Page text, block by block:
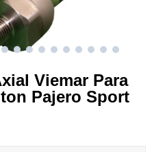
Viemar Para
Pajero Sport